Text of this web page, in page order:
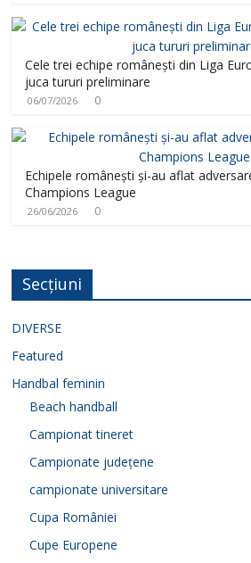
Cele trei echipe românești din Liga
juca tururi preliminare
06/07/2026 0
Echipele românești și-au aflat
Champions League
26/06/2026 0
Secțiuni
DIVERSE
Featured
Handbal feminin
Beach handball
Campionat tineret
Campionate județene
campionate universitare
Cupa României
Cupe Europene